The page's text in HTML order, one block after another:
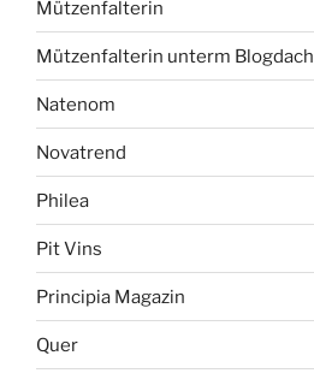
Mützenfalterin
Mützenfalterin unterm Blogdach
Natenom
Novatrend
Philea
Pit Vins
Principia Magazin
Quer